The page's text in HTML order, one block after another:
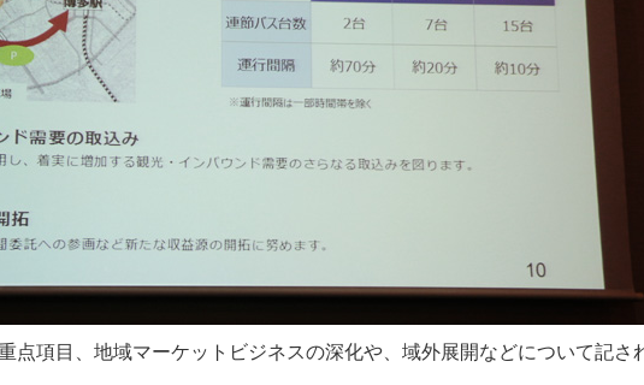
点項目、地域マーケットビジネスの深化や、域外展開などについて記さ